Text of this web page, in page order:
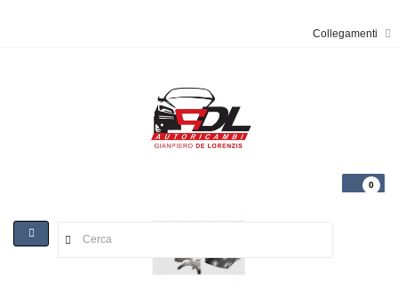
Collegamenti
0
Toggle